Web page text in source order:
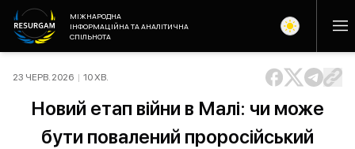
МІЖНАРОДНА
ІНФОРМАЦІЙНА ТА АНАЛІТИЧНА
СПІЛЬНОТА
23 ЧЕРВ. 2026 | 10ХВ.
Новий етап війни в Малі: чи може
бути повалений проросійський